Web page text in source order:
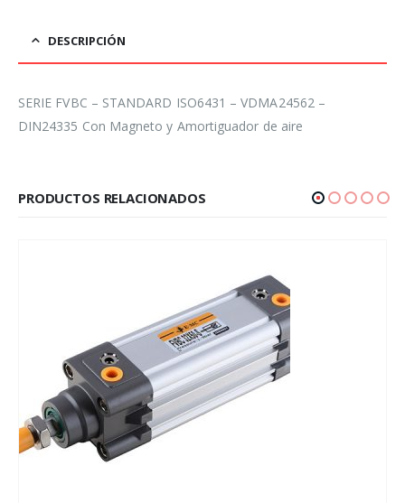
DESCRIPCIÓN
SERIE FVBC – STANDARD ISO6431 – VDMA24562 –
DIN24335 Con Magneto y Amortiguador de aire
PRODUCTOS RELACIONADOS